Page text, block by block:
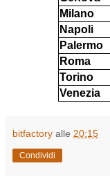
Milano
Napoli
Palermo
Roma
Torino
Venezia
bitfactory alle 20:15
Condividi